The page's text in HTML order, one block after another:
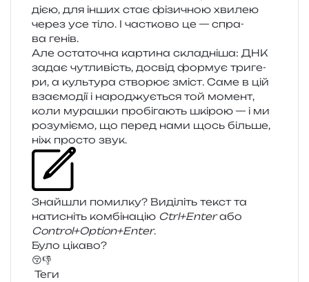
ді­єю, для інших стає фізи­чною хви­лею
через усе тіло. І час­тко­во це — спра­
ва генів.
Але оста­то­чна кар­ти­на скла­дні­ша: ДНК
задає чутли­вість, досвід фор­мує три­ге­
ри, а куль­ту­ра ство­рює зміст. Саме в цій
вза­є­мо­дії і наро­джу­є­ться той момент,
коли мура­шки про­бі­га­ють шкі­рою — і ми
розу­мі­є­мо, що перед нами щось біль­ше,
ніж про­сто звук.
Знайшли помил­ку? Виділіть текст та
нати­сніть ком­бі­на­цію Ctrl+Enterабо
Control+Option+Enter.
Було цікаво?
😚👎
Теги